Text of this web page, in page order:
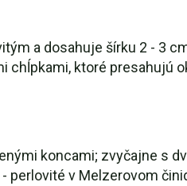
a dosahuje šírku 2 - 3
ktoré presahujú
koncami; zvyčajne s
perlovité v Melzerovom